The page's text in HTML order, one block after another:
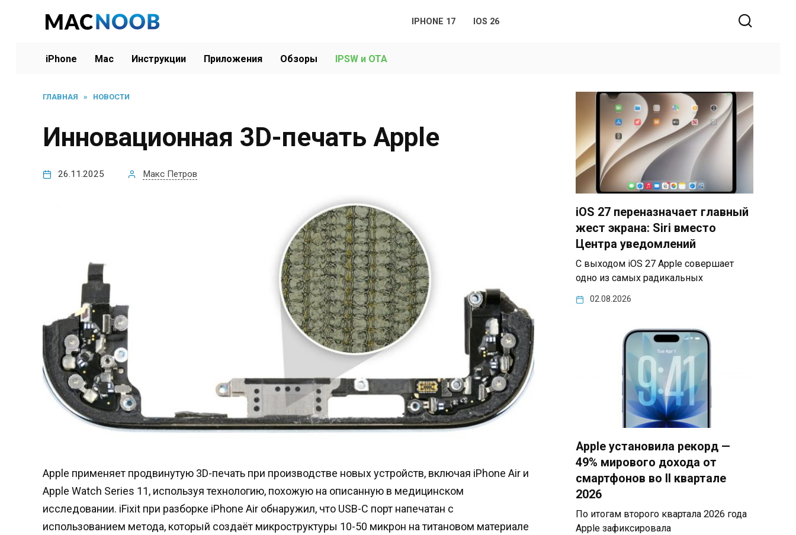
IPHONE 17 IOS 26
iPhone Mac Инструкции Приложения Обзоры IPSW и OTA
ГЛАВНАЯ » НОВОСТИ
Инновационная 3D-печать Apple
26.11.2025 Макс Петров
Apple применяет продвинутую 3D-печать при производстве новых устройств, включая iPhone Air и
Apple Watch Series 11, используя технологию, похожую на описанную в медицинском
исследовании. iFixit при разборке iPhone Air обнаружил, что USB-C порт напечатан с
использованием метода, который создаёт микроструктуры 10-50 микрон на титановом материале
iOS 27 переназначает главный
жест экрана: Siri вместо
Центра уведомлений
С выходом iOS 27 Apple совершает
одно из самых радикальных
02.08.2026
Apple установила рекорд —
49% мирового дохода от
смартфонов во II квартале
2026
По итогам второго квартала 2026 года
Apple зафиксировала